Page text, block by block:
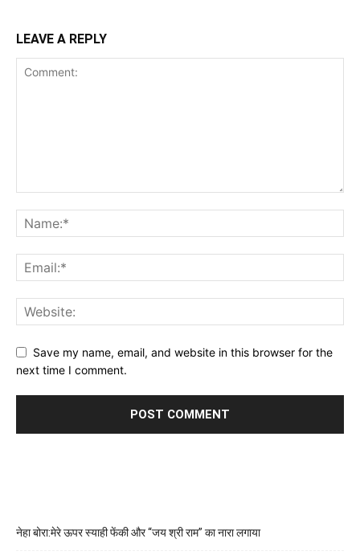
LEAVE A REPLY
Save my name, email, and website in this browser for the
next time I comment.
नेहा बोरा:मेरे ऊपर स्याही फेंकी और “जय श्री राम” का नारा लगाया